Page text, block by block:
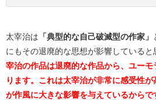
太宰治は 「典型的な自己破滅型の作家」
にもその退廃的な思想が影響していると
宰治の作品は退廃的な作品から、ユー
ります。これは太宰治が非常に感受性
が作風に大きな影響を与えているからで